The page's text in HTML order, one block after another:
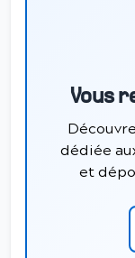
Vous
dédiée
et